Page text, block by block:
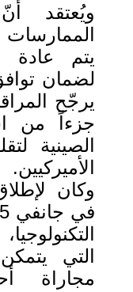
ويُعتقد
الممارسات
يتم عادة
لضمان
يرجّح
جزءاً من
الصينية
الأميركيين.
التي
مجاراة